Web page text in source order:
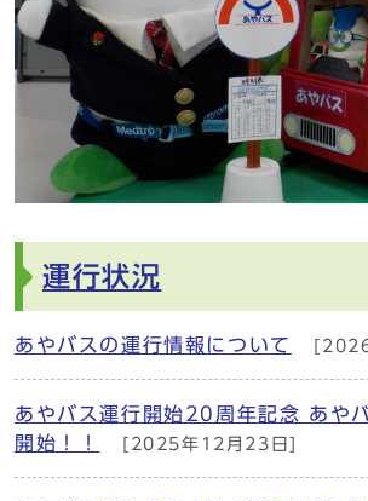
運行状況
あやバスの運行情報について
あやバス運行開始20周年記念 あや
開始！！
[2025年12月23日]